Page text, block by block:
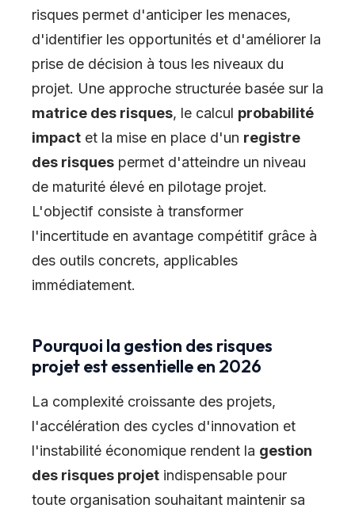
risques permet d'anticiper les menaces,
d'identifier les opportunités et d'améliorer la
prise de décision à tous les niveaux du
projet. Une approche structurée basée sur la
matrice des risques, le calcul probabilité
impact et la mise en place d'un registre
des risques permet d'atteindre un niveau
de maturité élevé en pilotage projet.
L'objectif consiste à transformer
l'incertitude en avantage compétitif grâce à
des outils concrets, applicables
immédiatement.
Pourquoi la gestion des risques
projet est essentielle en 2026
La complexité croissante des projets,
l'accélération des cycles d'innovation et
l'instabilité économique rendent la gestion
des risques projet indispensable pour
toute organisation souhaitant maintenir sa